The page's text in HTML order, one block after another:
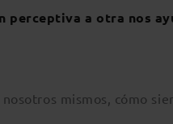
a otra nos
mismos, cómo